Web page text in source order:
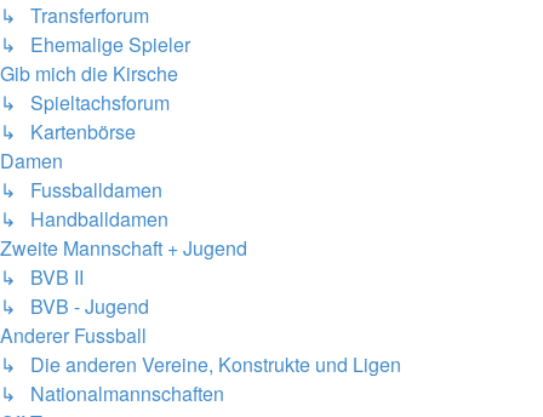
↳ Transferforum
↳ Ehemalige Spieler
Gib mich die Kirsche
↳ Spieltachsforum
↳ Kartenbörse
Damen
↳ Fussballdamen
↳ Handballdamen
Zweite Mannschaft + Jugend
↳ BVB II
↳ BVB - Jugend
Anderer Fussball
↳ Die anderen Vereine, Konstrukte und Ligen
↳ Nationalmannschaften